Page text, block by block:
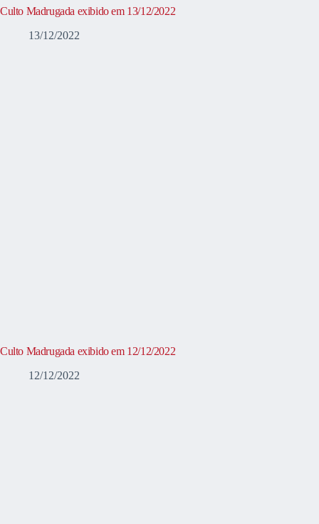
Culto Madrugada exibido em 13/12/2022
13/12/2022
Culto Madrugada exibido em 12/12/2022
12/12/2022